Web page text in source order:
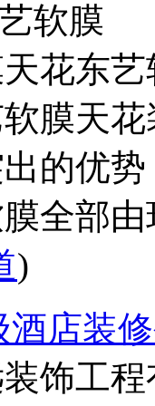
软膜
花东
膜天
的优
全部
)
酒店装
饰工